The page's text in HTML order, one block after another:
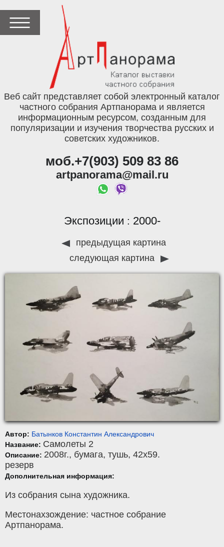
Веб сайт представляет собой электронный каталог
частного собрания Артпанорама и является
информационным ресурсом, созданным для
популяризации и изучения творчества русских и
советских художников.
моб.+7(903) 509 83 86
artpanorama@mail.ru
Экспозиции : 2000-
предыдущая картина
следующая картина
Автор: Батынков Константин Алекcандрович
Название: Самолеты 2
Описание: 2008г., бумага, тушь, 42x59.
резерв
Дополнительная информация:
Из собрания сына художника.
Местонахзождение: частное собрание
Артпанорама.